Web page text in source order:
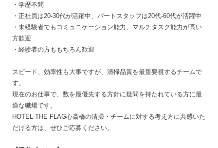
・学歴不問
・正社員は20-30代が活躍中、パートスタッフは20代-60代が活躍中
・未経験者でもコミュニケーション能力、マルチタスク能力が高い
方歓迎
・経験者の方ももちろん歓迎
スピード、効率性も大事ですが、清掃品質を最重要視するチームで
す。
現在のお仕事で、数を最優先する方針に疑問を持たれている方に最
適な職場です。
HOTEL THE FLAG心斎橋の清掃・チームに対する考え方に共感いた
だける方は、ぜひご応募ください。